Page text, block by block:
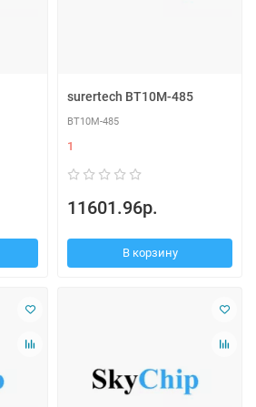
surertech BT10M-485
BT10M-485
1
11601.96р.
В корзину